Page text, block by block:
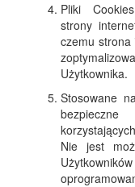
Pliki
strony
czemu strona
Użytkownika.
Stosowane
Nie jest